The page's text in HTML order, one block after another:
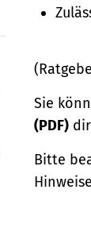
Sie
(PDF)
Bitte